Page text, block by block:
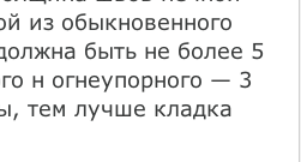
из обыкновенного
быть не более 5
н огнеупорного — 3
тем лучше кладка